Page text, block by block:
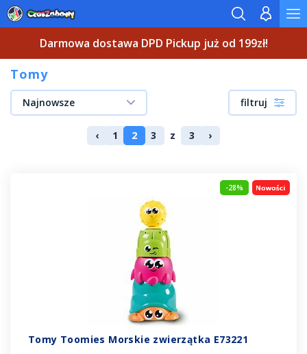
Darmowa dostawa DPD Pickup już od 199zł!
Tomy
Najnowsze filtruj
‹ 1 2 3 z 3 ›
-28%
Tomy Toomies Morskie zwierzątka E73221